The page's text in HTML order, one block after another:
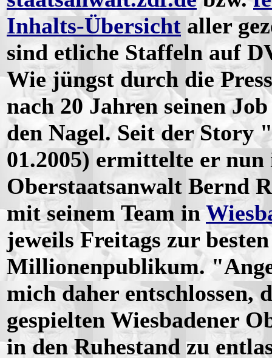
Inhalts-Übersicht aller
sind etliche Staffeln auf
Wie jüngst durch die
nach 20 Jahren seinen
den Nagel. Seit der Story "
01.2005) ermittelte er
Oberstaatsanwalt Bernd
mit seinem Team in
jeweils Freitags zur
Millionenpublikum.
mich daher entschlossen,
gespielten Wiesbadener
in den Ruhestand zu